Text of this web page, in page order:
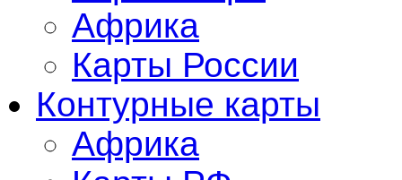
Африка
Карты России
Контурные карты
Африка